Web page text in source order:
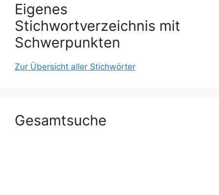
Eigenes
Stichwortverzeichnis mit
Schwerpunkten
Zur Übersicht aller Stichwörter
Gesamtsuche